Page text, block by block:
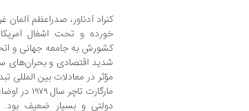
کنراد آدناور، صدراعظم
خورده و تحت اشغال
کشورش به جامعه جهانی و
شدید اقتصادی و بحران‌های
مؤثر در معادلات بین المللی
مارگارت
دولتی و بسیار ضعیف بود.